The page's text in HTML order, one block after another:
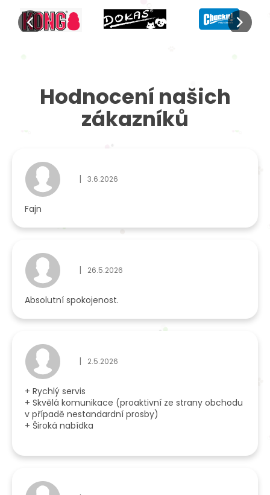
Hodnocení našich
zákazníků
Hodnocení obchodu je 5 z 5 hvězdiček.
| 3.6.2026
Fajn
Hodnocení obchodu je 5 z 5 hvězdiček.
| 26.5.2026
Absolutní spokojenost.
Hodnocení obchodu je 5 z 5 hvězdiček.
| 2.5.2026
+ Rychlý servis
+ Skvělá komunikace (proaktivní ze strany obchodu
v případě nestandardní prosby)
+ Široká nabídka